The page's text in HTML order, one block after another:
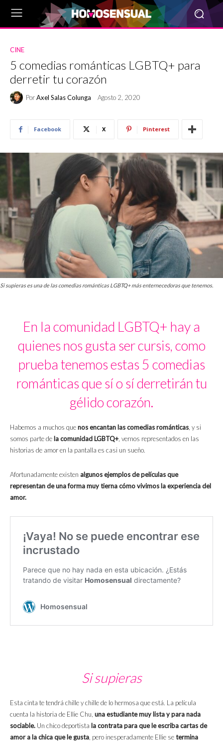
CINE
5 comedias románticas LGBTQ+ para
derretir tu corazón
PorAxel Salas Colunga Agosto 2, 2020
Facebook X Pinterest
Si supieras es una de las comedias románticas LGBTQ+ más enternecedoras que tenemos.
En la comunidad LGBTQ+ hay a
quienes nos gusta ser cursis, como
prueba tenemos estas 5 comedias
románticas que sí o sí derretirán tu
gélido corazón.
Habemos a muchos quenos encantan las comedias románticas, y si
somos parte de la comunidad LGBTQ+, vernos representados en las
historias de amor en la pantalla es casi un sueño.
Afortunadamente existen algunos ejemplos de películas que
representan de una forma muy tierna cómo vivimos la experiencia del
amor.
Si supieras
Esta cinta te tendrá chille y chille de lo hermosa que está. La película
cuenta la historia de Ellie Chu, una estudiante muy lista y para nada
sociable. Un chico deportista la contrata para que le escriba cartas de
amor a la chica que le gusta, pero inesperadamente Ellie setermina